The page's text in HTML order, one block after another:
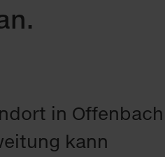
in Offenbach
kann